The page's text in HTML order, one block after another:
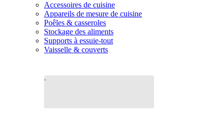
Accessoires de cuisine
Appareils de mesure de cuisine
Poêles & casseroles
Stockage des aliments
Supports à essuie-tout
Vaisselle & couverts